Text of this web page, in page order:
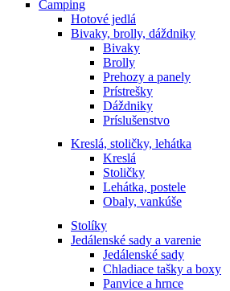
Camping
Hotové jedlá
Bivaky, brolly, dáždniky
Bivaky
Brolly
Prehozy a panely
Prístrešky
Dáždniky
Príslušenstvo
Kreslá, stoličky, lehátka
Kreslá
Stoličky
Lehátka, postele
Obaly, vankúše
Stolíky
Jedálenské sady a varenie
Jedálenské sady
Chladiace tašky a boxy
Panvice a hrnce